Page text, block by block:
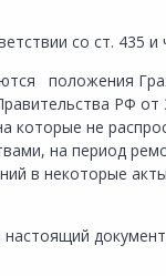
со ст. 435 и
положения
РФ
которые не
на период
в некоторые
настоящий